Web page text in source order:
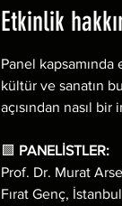
Etkinlik
Panel
kültür ve sanatın
açısından nasıl
🟩 PANELİSTLER:
Prof. Dr. Murat
Fırat Genç,